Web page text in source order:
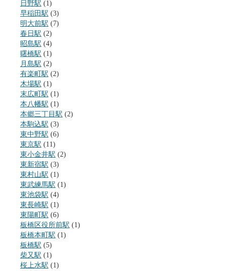
日野駅 (1)
早稲田駅 (3)
明大前駅 (7)
春日駅 (2)
昭島駅 (4)
曙橋駅 (1)
月島駅 (2)
有楽町駅 (2)
木場駅 (1)
末広町駅 (1)
本八幡駅 (1)
本郷三丁目駅 (2)
本駒込駅 (3)
東中野駅 (6)
東京駅 (11)
東小金井駅 (2)
東新宿駅 (3)
東村山駅 (1)
東武練馬駅 (1)
東池袋駅 (4)
東長崎駅 (1)
東陽町駅 (6)
板橋区役所前駅 (1)
板橋本町駅 (1)
板橋駅 (5)
柴又駅 (1)
桜上水駅 (1)